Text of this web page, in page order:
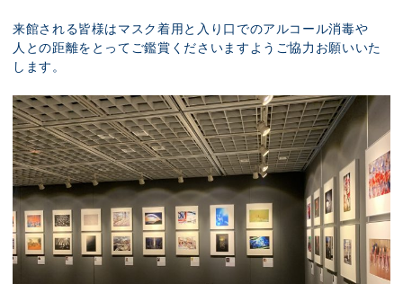
来館される皆様はマスク着用と入り口でのアルコール消毒や
人との距離をとってご鑑賞くださいますようご協力お願いいた
します。